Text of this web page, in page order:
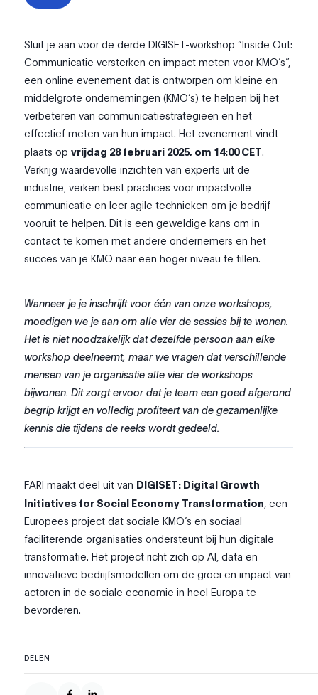
Sluit je aan voor de derde DIGISET-workshop “Inside Out:
Communicatie versterken en impact meten voor KMO’s”,
een online evenement dat is ontworpen om kleine en
middelgrote ondernemingen (KMO’s) te helpen bij het
verbeteren van communicatiestrategieën en het
effectief meten van hun impact. Het evenement vindt
plaats opvrijdag 28 februari 2025, om 14:00 CET.
Verkrijg waardevolle inzichten van experts uit de
industrie, verken best practices voor impactvolle
communicatie en leer agile technieken om je bedrijf
vooruit te helpen. Dit is een geweldige kans om in
contact te komen met andere ondernemers en het
succes van je KMO naar een hoger niveau te tillen.
Wanneer je je inschrijft voor één van onze workshops,
moedigen we je aan om alle vier de sessies bij te wonen.
Het is niet noodzakelijk dat dezelfde persoon aan elke
workshop deelneemt, maar we vragen dat verschillende
mensen van je organisatie alle vier de workshops
bijwonen. Dit zorgt ervoor dat je team een goed afgerond
begrip krijgt en volledig profiteert van de gezamenlijke
kennis die tijdens de reeks wordt gedeeld.
FARI maakt deel uit van DIGISET: Digital Growth
Initiatives for Social Economy Transformation, een
Europees project dat sociale KMO’s en sociaal
faciliterende organisaties ondersteunt bij hun digitale
transformatie. Het project richt zich op AI, data en
innovatieve bedrijfsmodellen om de groei en impact van
actoren in de sociale economie in heel Europa te
bevorderen.
DELEN